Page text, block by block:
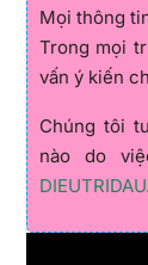
Mọi thông
Trong mọi
vấn ý kiến
Chúng tôi
nào do